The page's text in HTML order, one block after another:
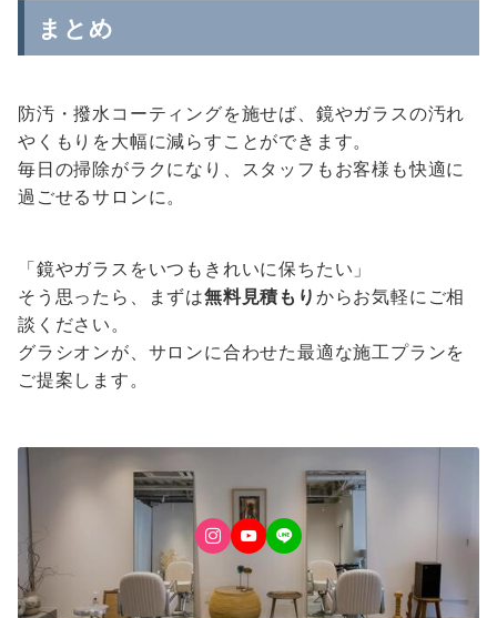
まとめ
防汚・撥水コーティングを施せば、鏡やガラスの汚れ
やくもりを大幅に減らすことができます。
毎日の掃除がラクになり、スタッフもお客様も快適に
過ごせるサロンに。
「鏡やガラスをいつもきれいに保ちたい」
そう思ったら、まずは無料見積もり からお気軽にご相
談ください。
グラシオンが、サロンに合わせた最適な施工プランを
ご提案します。